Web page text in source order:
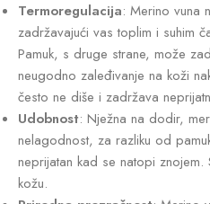
Termoregulacija: Merino vuna
zadržavajući vas toplim i suhim
Pamuk, s druge strane, može
neugodno zaleđivanje na koži
često ne diše i zadržava
Udobnost: Nježna na dodir,
nelagodnost, za razliku od
neprijatan kad se natopi znojem.
kožu.